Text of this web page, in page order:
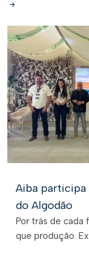
Aiba participa
do Algodão
Por trás de cada
que produção.